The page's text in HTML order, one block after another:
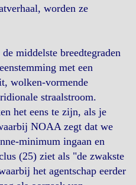
worden ze
middelste breedtegraden
met een
wolken-vormende
straalstroom.
het eens te zijn, als je
NOAA zegt dat we
minimum ingaan en
(25) ziet als "de zwakste
het agentschap eerder